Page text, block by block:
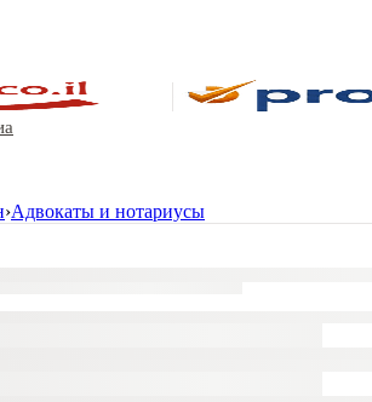
›Адвокаты и нoтариусы